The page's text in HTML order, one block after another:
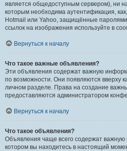
является общедоступным сервером), ни
которым необходима аутентификация,
Hotmail или Yahoo, защищённые
ссылок на изображения используйте в
Вернуться к началу
Что такое важные объявления?
Эти объявления содержат важную
по возможности. Они появляются вверху
личном разделе. Права на создание
предоставляются администратором
Вернуться к началу
Что такое объявления?
Объявления чаще всего содержат
котором вы находитесь в настоящий